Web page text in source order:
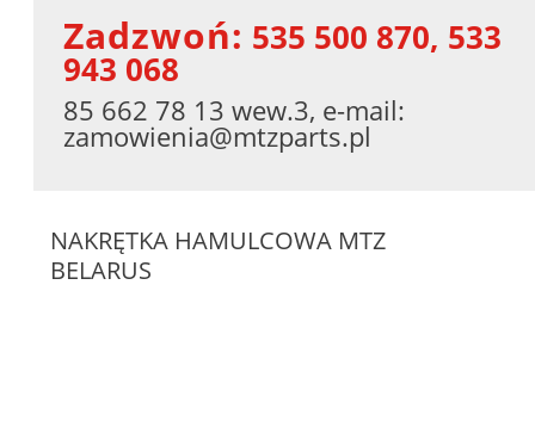
Zadzwoń: 535 500 870, 533
943 068
85 662 78 13 wew.3, e-mail:
zamowienia@mtzparts.pl
NAKRĘTKA HAMULCOWA MTZ
BELARUS